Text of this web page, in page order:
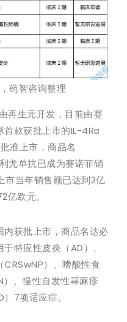
药智咨询整理
再生元开发，目前由赛
款获批上市的IL-4Rα
准上市，商品名
尤单抗已成为赛诺菲销
市当年销售额已达到2亿
欧元。
获批上市，商品名达必
特应性皮炎（AD）、
）、嗜酸性食
）、慢性自发性荨麻疹
7项适应症。